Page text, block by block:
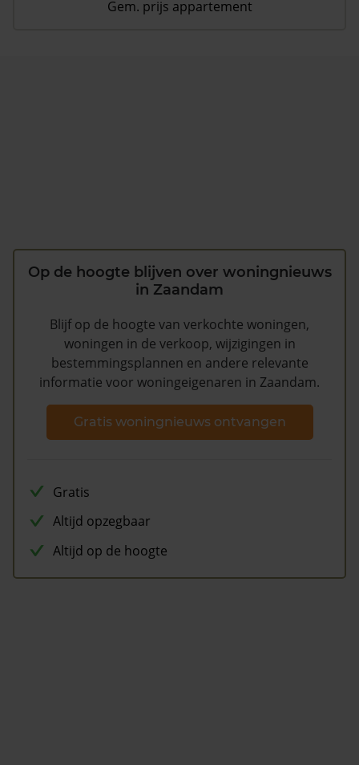
Gem. prijs appartement
Op de hoogte blijven over woningnieuws
in Zaandam
Blijf op de hoogte van verkochte woningen,
woningen in de verkoop, wijzigingen in
bestemmingsplannen en andere relevante
informatie voor woningeigenaren in Zaandam.
Gratis woningnieuws ontvangen
Gratis
Altijd opzegbaar
Altijd op de hoogte